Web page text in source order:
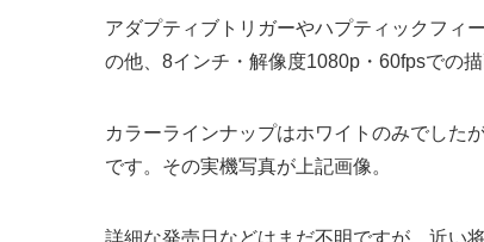
アダプティブトリガーやハプティックフィ
の他、8インチ・解像度1080p・60fpsでの
カラーラインナップはホワイトのみでした
です。その実機写真が上記画像。